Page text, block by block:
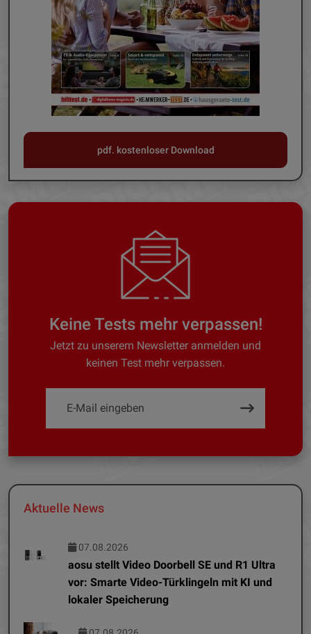
pdf. kostenloser Download
Keine Tests mehr verpassen!
Jetzt zu unserem Newsletter anmelden und
keinen Test mehr verpassen.
Aktuelle News
07.08.2026
aosu stellt Video Doorbell SE und R1 Ultra
vor: Smarte Video-Türklingeln mit KI und
lokaler Speicherung